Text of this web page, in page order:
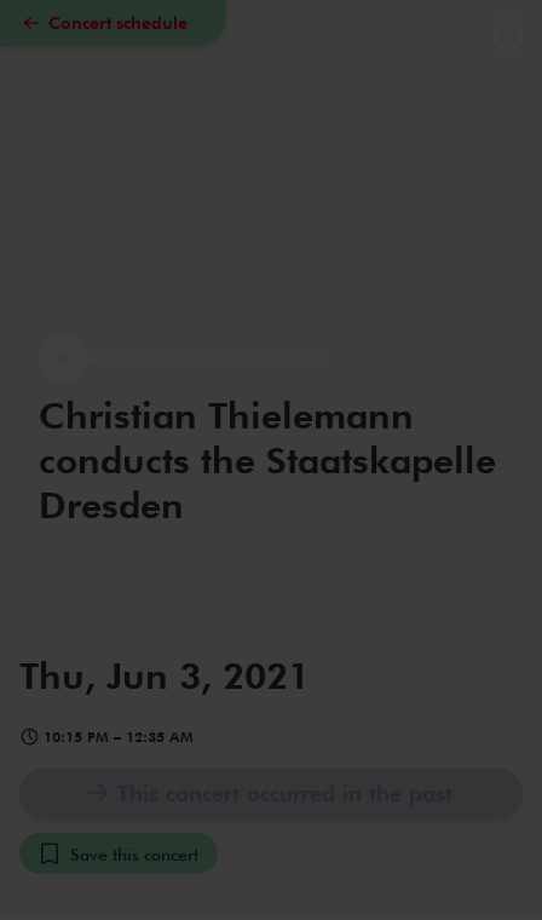
Skip to main content
Concert schedule
Christian Thielemann
conducts the Staatskapelle
Dresden
Thu, Jun 3, 2021
10:15 PM – 12:35 AM
Save this concert